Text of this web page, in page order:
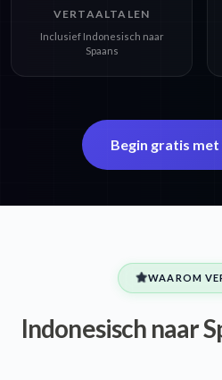
VERTAALTALEN
Inclusief Indonesisch naar
Spaans
Begin gratis
WAAROM
Indonesisch naar